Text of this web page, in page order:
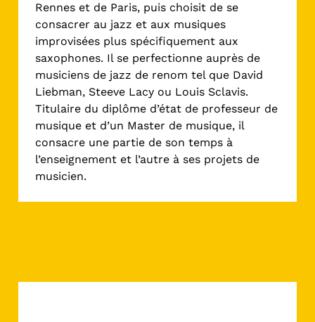
Rennes et de Paris, puis choisit de se
consacrer au jazz et aux musiques
improvisées plus spécifiquement aux
saxophones. Il se perfectionne auprès de
musiciens de jazz de renom tel que David
Liebman, Steeve Lacy ou Louis Sclavis.
Titulaire du diplôme d’état de professeur de
musique et d’un Master de musique, il
consacre une partie de son temps à
l’enseignement et l’autre à ses projets de
musicien.